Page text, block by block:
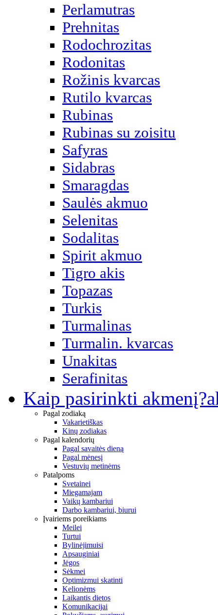
Perlamutras
Prehnitas
Rodochrozitas
Rodonitas
Rožinis kvarcas
Rutilo kvarcas
Rubinas
Rubinas su zoisitu
Safyras
Sidabras
Smaragdas
Saulės akmuo
Selenitas
Sodalitas
Spirit akmuo
Tigro akis
Topazas
Turkis
Turmalinas
Turmalin. kvarcas
Unakitas
Serafinitas
Kaip pasirinkti akmenį?
Pagal zodiaką
Vakarietiškas
Kinų zodiakas
Pagal kalendorių
Pagal savaitės dieną
Pagal mėnesį
Vestuvių metinėms
Patalpoms
Svetainei
Miegamajam
Vaikų kambariui
Darbo kambariui, biurui
Įvairiems poreikiams
Meilei
Turtui
Bylinėjimuisi
Apsauginiai
Jėgos
Sėkmei
Optimizmui skatinti
Kelionėms
Laikantis dietos
Komunikacijai